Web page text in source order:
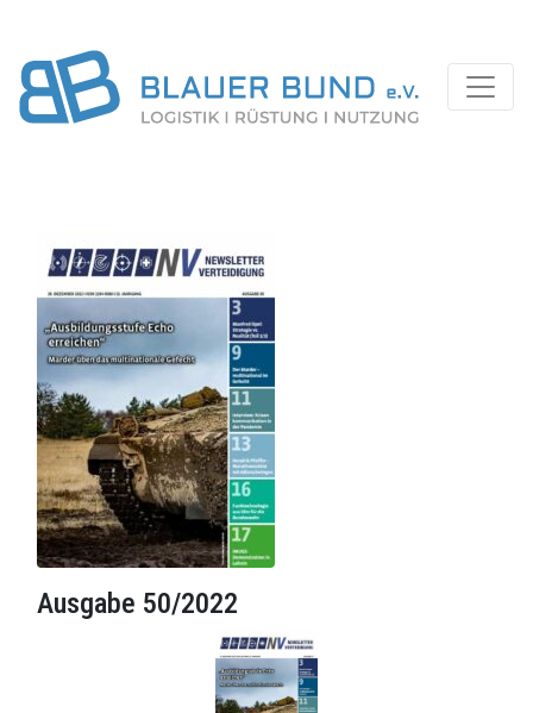
Ausgabe 50/2022